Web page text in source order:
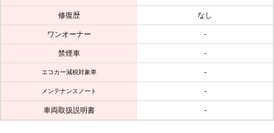
修復歴 なし
ワンオーナー -
禁煙車 -
エコカー減税対象車 -
メンテナンスノート -
車両取扱説明書 -